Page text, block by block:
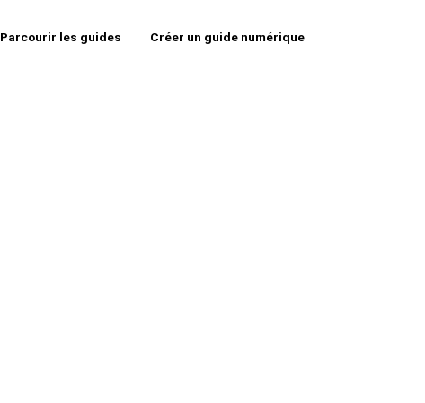
Parcourir les guides Créer un guide numérique